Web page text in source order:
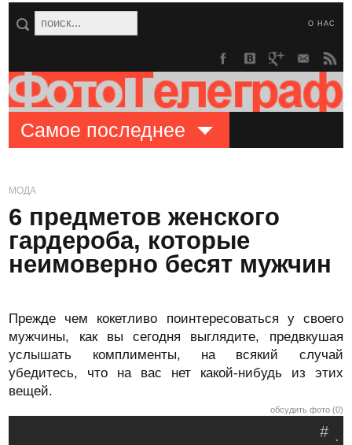
О НАС
Самое последнее
МОДА
6 предметов женского
гардероба, которые
неимоверно бесят мужчин
Прежде чем кокетливо поинтересоваться у своего
мужчины, как вы сегодня выглядите, предвкушая
услышать комплименты, на всякий случай
убедитесь, что на вас нет какой-нибудь из этих
вещей.
обсудить фото (0)
.
#